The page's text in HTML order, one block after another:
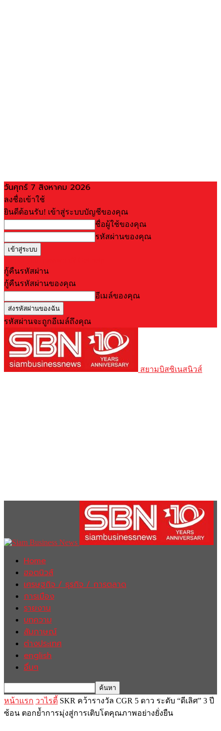
วันศุกร์ 7 สิงหาคม 2026
ลงชื่อเข้าใช้
ยินดีต้อนรับ! เข้าสู่ระบบบัญชีของคุณ
ชื่อผู้ใช้ของคุณ
รหัสผ่านของคุณ
กู้คืนรหัสผ่าน
กู้คืนรหัสผ่านของคุณ
อีเมล์ของคุณ
รหัสผ่านจะถูกอีเมล์ถึงคุณ
สยามบิสซิเนสนิวส์
Home
ฮอตนิวส์
เศรษฐกิจ / ธุรกิจ / การตลาด
การเมือง
รายงาน
บทความ
สัมภาษณ์
ต่างประเทศ
english
อื่นๆ
หน้าแรก วาไรตี้ SKR คว้ารางวัล CGR 5 ดาว ระดับ “ดีเลิศ” 3 ปี
ซ้อน ตอกย้ำการมุ่งสู่การเติบโตคุณภาพอย่างยั่งยืน